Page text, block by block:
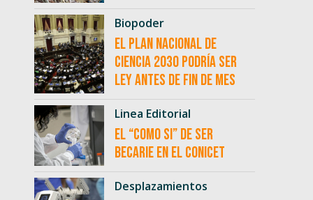
Biopoder
El Plan Nacional de
Ciencia 2030 podría ser
ley antes de fin de mes
Linea Editorial
El “como si” de ser
becarie en el CONICET
Desplazamientos